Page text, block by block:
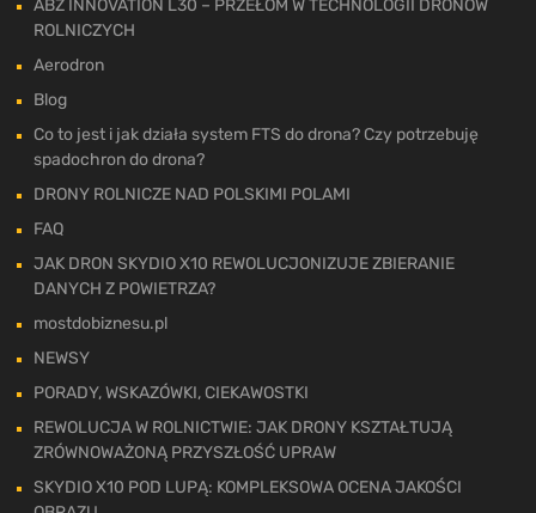
ABZ INNOVATION L30 – PRZEŁOM W TECHNOLOGII DRONÓW
ROLNICZYCH
Aerodron
Blog
Co to jest i jak działa system FTS do drona? Czy potrzebuję
spadochron do drona?
DRONY ROLNICZE NAD POLSKIMI POLAMI
FAQ
JAK DRON SKYDIO X10 REWOLUCJONIZUJE ZBIERANIE
DANYCH Z POWIETRZA?
mostdobiznesu.pl
NEWSY
PORADY, WSKAZÓWKI, CIEKAWOSTKI
REWOLUCJA W ROLNICTWIE: JAK DRONY KSZTAŁTUJĄ
ZRÓWNOWAŻONĄ PRZYSZŁOŚĆ UPRAW
SKYDIO X10 POD LUPĄ: KOMPLEKSOWA OCENA JAKOŚCI